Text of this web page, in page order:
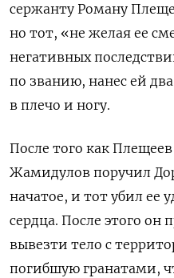
сержанту Роману
но тот, «не желая ее
негативных
по званию, нанес ей
в плечо и ногу.
После того как
Жамидулов поручил
начатое, и тот убил ее
сердца. После этого
вывезти тело с
погибшую гранатами,